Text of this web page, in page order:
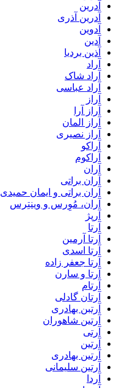
آدرین
آدرین آذری
آدوین
آدین
آذین بردیا
آراد
آراد شاک
آراد عباسی
آراز
آراز آرا
آراز المان
آراز نصیری
آراکو
آراکوم
آران
آران براتی
آران براتی و ایمان حمیدی
آران، مُوِرس و وینتِرس
آرپژ
آرتا
آرتا آرمین
آرتا اسدی
آرتا جعفر زاده
آرتا و سارن
آرتام
آرتان گادلی
آرتبن بهادری
آرتين شاهوران
آرتی
آرتین
آرتین بهادری
آرتین سلیمانی
آردا